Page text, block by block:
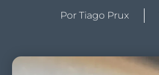
Por Tiago Prux